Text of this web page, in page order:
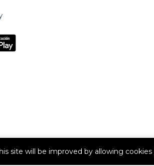
site will be improved by allowing cookies